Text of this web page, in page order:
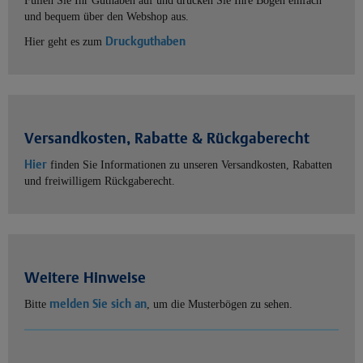
und bequem über den Webshop aus.
Hier geht es zum Druckguthaben
Versandkosten, Rabatte & Rückgaberecht
Hier finden Sie Informationen zu unseren Versandkosten, Rabatten
und freiwilligem Rückgaberecht.
Weitere Hinweise
Bitte melden Sie sich an, um die Musterbögen zu sehen.